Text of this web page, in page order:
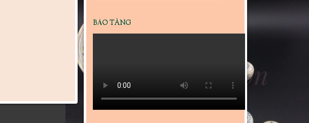
BẢO TÀNG